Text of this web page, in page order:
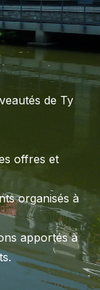
de Ty
offres et
organisés à
apportés à